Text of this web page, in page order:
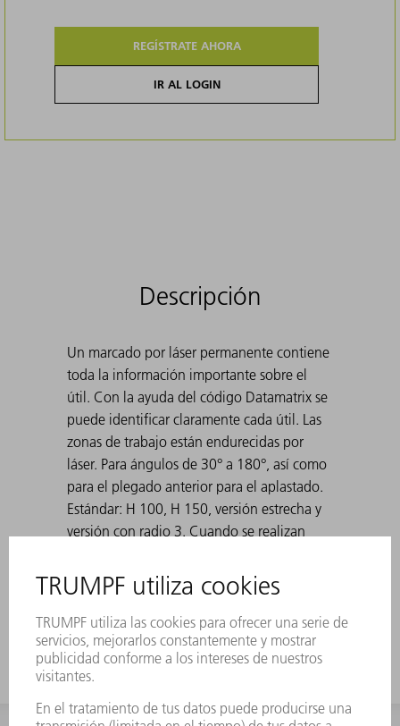
REGÍSTRATE AHORA
IR AL LOGIN
Descripción
Un marcado por láser permanente contiene
toda la información importante sobre el
útil. Con la ayuda del código Datamatrix se
puede identificar claramente cada útil. Las
zonas de trabajo están endurecidas por
láser. Para ángulos de 30° a 180°, así como
para el plegado anterior para el aplastado.
Estándar: H 100, H 150, versión estrecha y
versión con radio 3. Cuando se realizan
chapa doblada puede atascarse en la
matriz. Las ayudas de expulsión de TRUMPF
resuelven este problema.